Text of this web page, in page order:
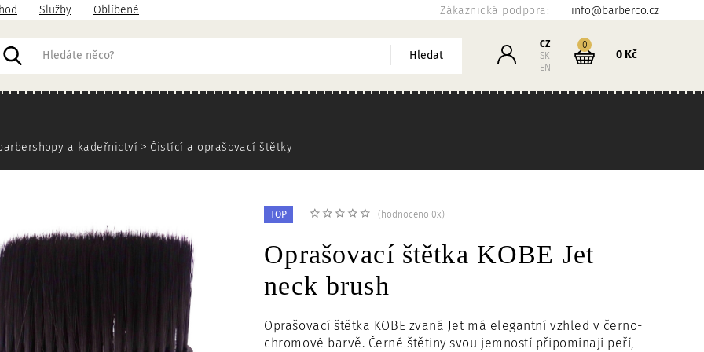
Služby Oblíbené Zákaznická podpora: info@barberco.cz
Hledat Přihlášení
CZ
SK
EN
Košík
0kusů
0 Kč
a kadeřnictví Čistící a oprašovací štětky
Oprašovací štětka KOBE Jet
neck brush
TOP (hodnoceno 0x)
Oprašovací štětka KOBE zvaná Jet má elegantní vzhled v černo-
chromové barvě. Černé štětiny svou jemností připomínají peří,